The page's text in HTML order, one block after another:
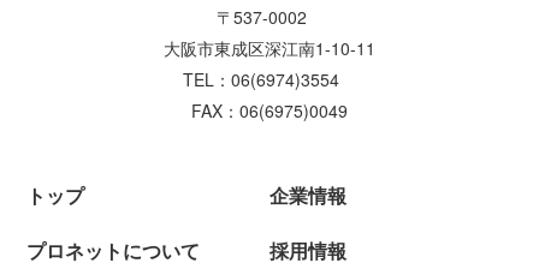
〒537-0002
大阪市東成区深江南1-10-11
TEL：06(6974)3554
FAX：06(6975)0049
トップ
プロネットについて
企業情報
採用情報